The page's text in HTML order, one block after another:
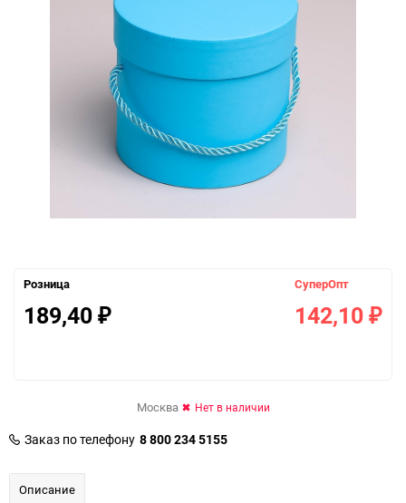
Розница
189,40 ₽
СуперОпт
142,10 ₽
Москва Нет в наличии
Заказ по телефону 8 800 234 5155
Описание